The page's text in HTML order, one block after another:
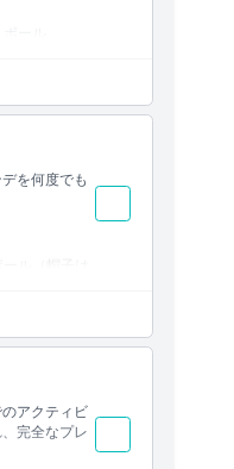
ール。
ありま
を何度でも
ル（帽子は
アクティビ
完全なプレ